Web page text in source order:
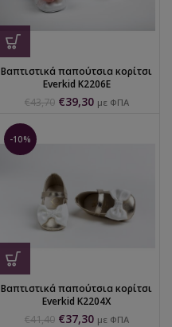
Βαπτιστικά παπούτσια κορίτσι
Everkid K2206Ε
€43,70 €39,30 με ΦΠΑ
-10%
Βαπτιστικά παπούτσια κορίτσι
Everkid K2204Χ
€41,40 €37,30 με ΦΠΑ